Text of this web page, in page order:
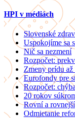
HPI v médiách
Slovenské
Uspokojíme sa
Nič sa nezmení
Rozpočet:
Zmeny prídu
Eurofondy pre
Rozpočet:
20 rokov
Rovní a rovnejší
Odmietanie